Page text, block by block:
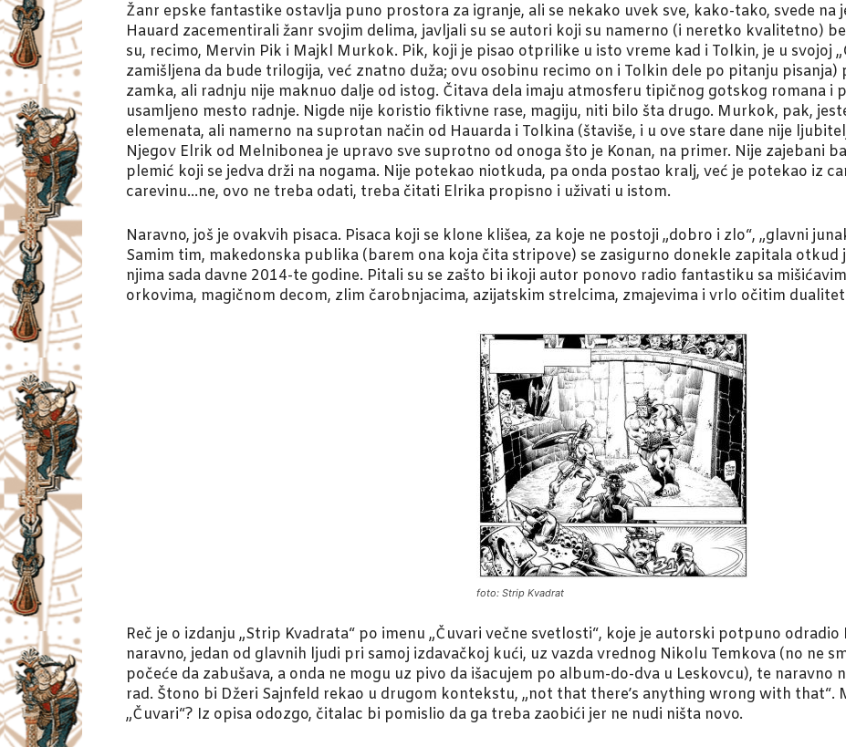
Žanr epske fantastike ostavlja puno prostora za igranje, ali se nekako uvek sve, kako-tako, svede na
Hauard zacementirali žanr svojim delima, javljali su se autori koji su namerno (i neretko kvalitetno)
su, recimo, Mervin Pik i Majkl Murkok. Pik, koji je pisao otprilike u isto vreme kad i Tolkin, je u svojoj
zamišljena da bude trilogija, već znatno duža; ovu osobinu recimo on i Tolkin dele po pitanju
zamka, ali radnju nije maknuo dalje od istog. Čitava dela imaju atmosferu tipičnog gotskog romana i
usamljeno mesto radnje. Nigde nije koristio fiktivne rase, magiju, niti bilo šta drugo. Murkok, pak,
elemenata, ali namerno na suprotan način od Hauarda i Tolkina (štaviše, i u ove stare dane nije
Njegov Elrik od Melnibonea je upravo sve suprotno od onoga što je Konan, na primer. Nije zajebani
plemić koji se jedva drži na nogama. Nije potekao niotkuda, pa onda postao kralj, već je potekao iz
carevinu…ne, ovo ne treba odati, treba čitati Elrika propisno i uživati u istom.
Naravno, još je ovakvih pisaca. Pisaca koji se klone klišea, za koje ne postoji „dobro i zlo“, „glavni
Samim tim, makedonska publika (barem ona koja čita stripove) se zasigurno donekle zapitala
njima sada davne 2014-te godine. Pitali su se zašto bi ikoji autor ponovo radio fantastiku sa
orkovima, magičnom decom, zlim čarobnjacima, azijatskim strelcima, zmajevima i vrlo očitim
foto: Strip Kvadrat
Reč je o izdanju „Strip Kvadrata“ po imenu „Čuvari večne svetlosti“, koje je autorski potpuno odradio
naravno, jedan od glavnih ljudi pri samoj izdavačkoj kući, uz vazda vrednog Nikolu Temkova (no ne
počeće da zabušava, a onda ne mogu uz pivo da išacujem po album-do-dva u Leskovcu), te naravno
rad. Štono bi Džeri Sajnfeld rekao u drugom kontekstu, „not that there’s anything wrong with that“.
„Čuvari“? Iz opisa odozgo, čitalac bi pomislio da ga treba zaobići jer ne nudi ništa novo.